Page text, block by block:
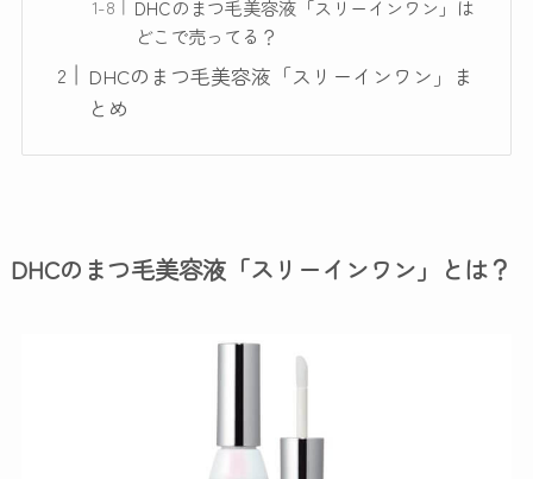
DHCのまつ毛美容液「スリーインワン」は
どこで売ってる？
DHCのまつ毛美容液「スリーインワン」ま
とめ
DHCのまつ毛美容液「スリーインワン」とは？